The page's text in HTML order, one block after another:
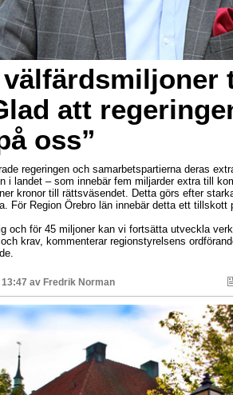
välfärdsmiljoner
att
oss”
regeringen och samarbetspartierna deras
i landet – som innebär fem miljarder extra till
kronor till rättsväsendet. Detta görs efter
För Region Örebro län innebär detta ett tillskott
och för 45 miljoner kan vi fortsätta utveckla
krav, kommenterar regionstyrelsens
av Fredrik Norman